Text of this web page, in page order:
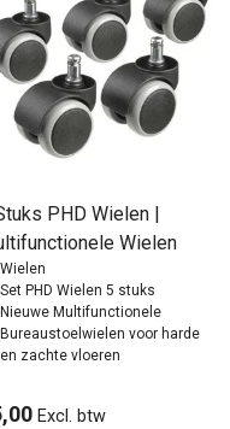
PHD Wielen |
Wielen
Wielen
Set PHD Wielen 5 stuks
Nieuwe Multifunctionele
Bureaustoelwielen voor harde
en zachte vloeren
Excl. btw